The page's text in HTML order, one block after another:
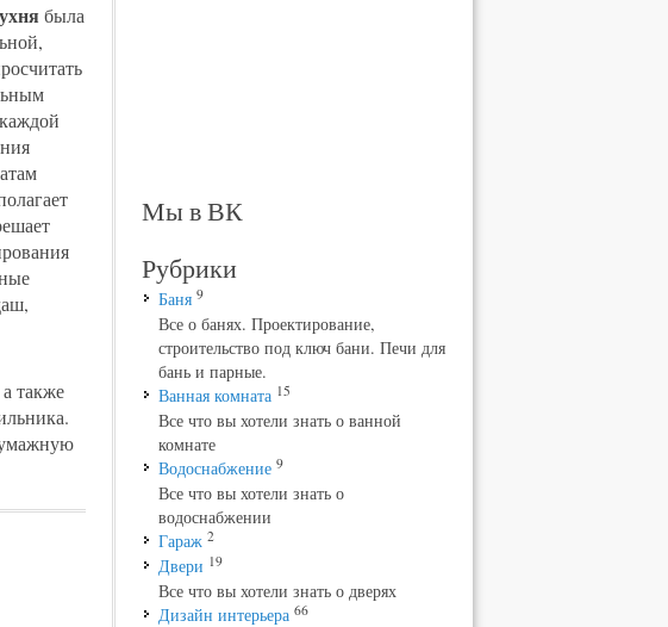
была
также
Мы в ВК
Рубрики
Баня 9
Все о банях. Проектирование,
строительство под ключ бани. Печи для
бань и парные.
Ванная комната 15
Все что вы хотели знать о ванной
комнате
Водоснабжение 9
Все что вы хотели знать о
водоснабжении
Гараж 2
Двери 19
Все что вы хотели знать о дверях
Дизайн интерьера 66